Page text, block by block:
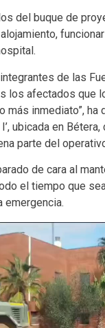
del buque de
de las
los afectados que
más inmediato”,
ubicada en
parte del
de cara al
el tiempo que
emergencia.